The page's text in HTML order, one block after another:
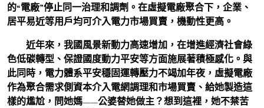
的“電廠”停止同一治理和調劑。在虛擬電廠聚合下，企業、
居平易近等用戶均可介入電力市場買賣，機動性更高。
近年來，我國風景新動力高速增加，在增進經濟社會綠
色低碳轉型、保證國度動力平安等方面施展著積極感化。與
此同時，電力體系平安穩固運轉壓力不竭加年夜，虛擬電廠
作為聚合需求側資本介入電網調理和市場買賣、給她製造這
樣的尷尬，問她媽——公婆替她做主？想到這裡，她不禁苦